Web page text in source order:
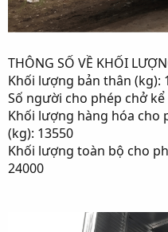
THÔNG SỐ VỀ KHỐI
Khối lượng bản thân (kg):
Số người cho phép chở
Khối lượng hàng hóa cho
(kg): 13550
Khối lượng toàn bộ cho
24000